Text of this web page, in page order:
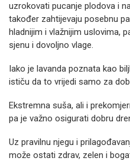
uzrokovati pucanje plodova i
također zahtijevaju posebnu
hladnijim i vlažnijim uslovima,
sjenu i dovoljno vlage.
Iako je lavanda poznata kao
ističu da to vrijedi samo za
Ekstremna suša, ali i
pa je važno osigurati dobru
Uz pravilnu njegu i
može ostati zdrav, zelen i